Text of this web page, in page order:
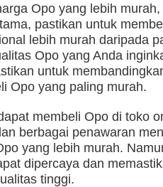
Opo yang lebih
pastikan untuk
lebih murah daripada
Opo yang Anda
untuk
Opo yang paling murah.
membeli Opo di toko
berbagai penawaran
yang lebih murah.
dipercaya dan
tinggi.